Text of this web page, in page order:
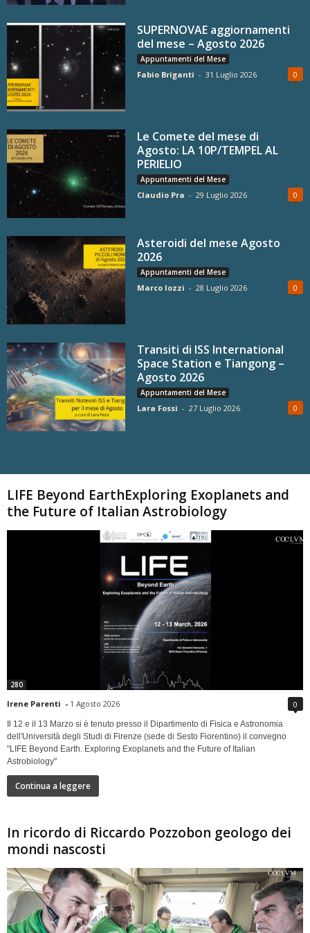
SUPERNOVAE aggiornamenti
del mese – Agosto 2026
Appuntamenti del Mese
Fabio Briganti - 31 Luglio 2026 0
Le Comete del mese di
Agosto: LA 10P/TEMPEL AL
PERIELIO
Appuntamenti del Mese
Claudio Pra - 29 Luglio 2026 0
Asteroidi del mese Agosto
2026
Appuntamenti del Mese
Marco Iozzi - 28 Luglio 2026 0
Transiti di ISS International
Space Station e Tiangong –
Agosto 2026
Appuntamenti del Mese
Lara Fossi - 27 Luglio 2026 0
LIFE Beyond EarthExploring Exoplanets and
the Future of Italian Astrobiology
280
Irene Parenti - 1 Agosto 2026 0
Il 12 e il 13 Marzo si è tenuto presso il Dipartimento di Fisica e Astronomia
dell'Università degli Studi di Firenze (sede di Sesto Fiorentino) il convegno
"LIFE Beyond Earth. Exploring Exoplanets and the Future of Italian
Astrobiology"
Continua a leggere
In ricordo di Riccardo Pozzobon geologo dei
mondi nascosti